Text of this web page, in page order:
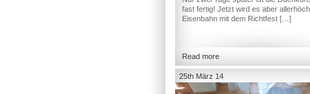
fast fertig! Jetzt wird es aber
Eisenbahn mit dem Richtfest […]
Read more
25th März 14